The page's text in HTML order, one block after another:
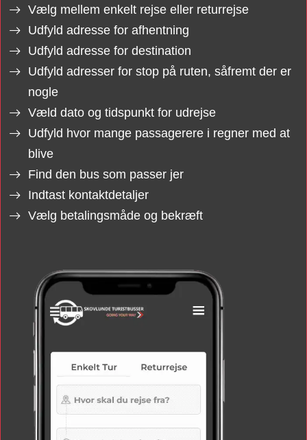
Vælg mellem enkelt rejse eller returrejse
Udfyld adresse for afhentning
Udfyld adresse for destination
Udfyld adresser for stop på ruten, såfremt der er
nogle
Væld dato og tidspunkt for udrejse
Udfyld hvor mange passagerere i regner med at
blive
Find den bus som passer jer
Indtast kontaktdetaljer
Vælg betalingsmåde og bekræft